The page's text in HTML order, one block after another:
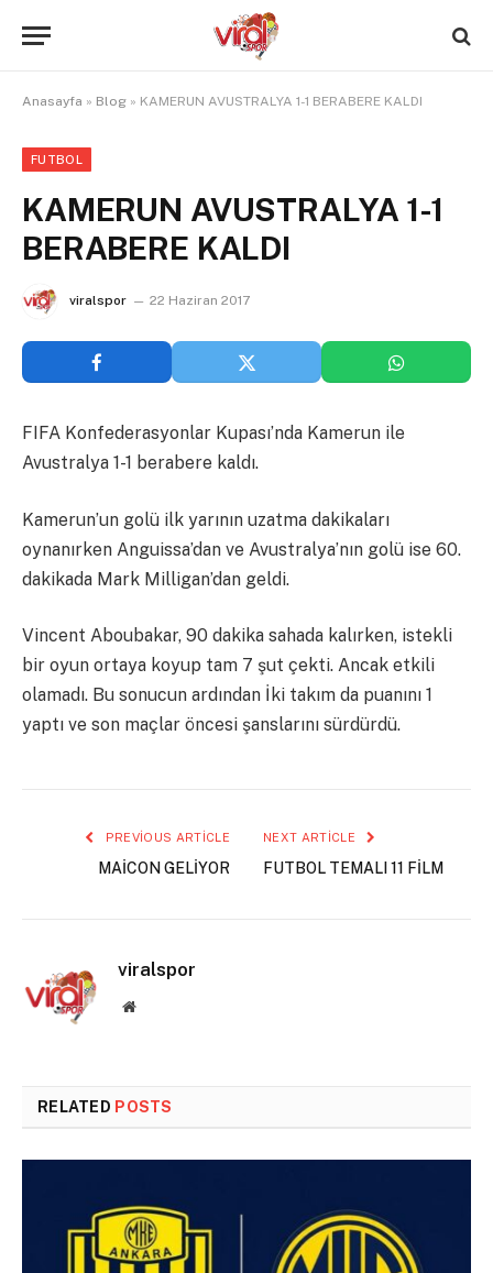
Anasayfa » Blog » KAMERUN AVUSTRALYA 1-1 BERABERE KALDI
FUTBOL
KAMERUN AVUSTRALYA 1-1
BERABERE KALDI
viralspor 22 Haziran 2017
FIFA Konfederasyonlar Kupası’nda Kamerun ile
Avustralya 1-1 berabere kaldı.
Kamerun’un golü ilk yarının uzatma dakikaları
oynanırken Anguissa’dan ve Avustralya’nın golü ise 60.
dakikada Mark Milligan’dan geldi.
Vincent Aboubakar, 90 dakika sahada kalırken, istekli
bir oyun ortaya koyup tam 7 şut çekti. Ancak etkili
olamadı. Bu sonucun ardından İki takım da puanını 1
yaptı ve son maçlar öncesi şanslarını sürdürdü.
PREVIOUS ARTICLE
MAİCON GELİYOR
NEXT ARTICLE
FUTBOL TEMALI 11 FİLM
viralspor
Website
RELATED POSTS